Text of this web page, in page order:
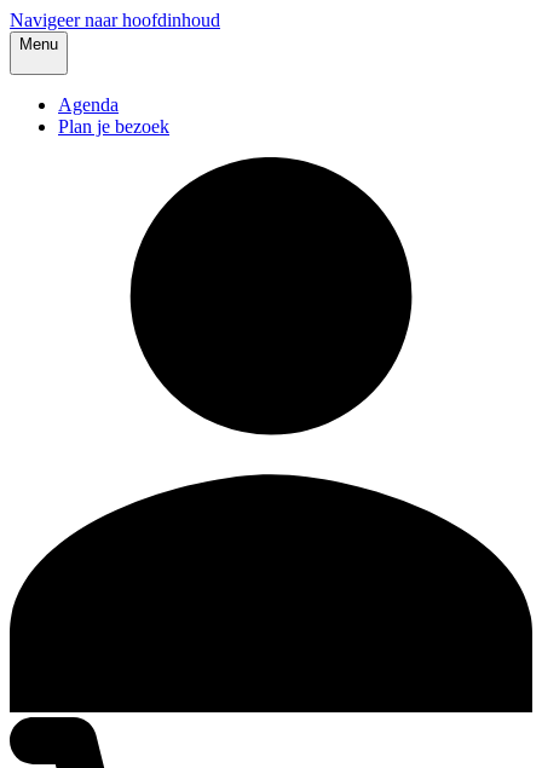
Navigeer naar hoofdinhoud
Menu
Agenda
Plan je bezoek